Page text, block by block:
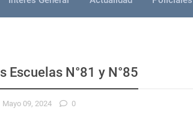
Escuelas N°81 y N°85
Mayo 09, 2024 0